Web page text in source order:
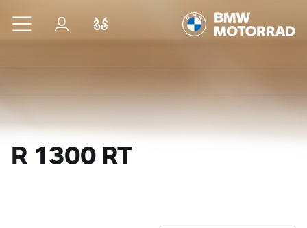
Към основното съдържание
Вход
R 1300 RT